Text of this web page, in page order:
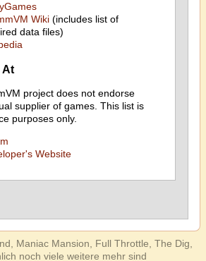
Wiki(includes list of
data files)
At
project does not endorse
supplier of games. This list is
purposes only.
Website
Maniac Mansion, Full Throttle, The Dig,
noch viele weitere mehr sind